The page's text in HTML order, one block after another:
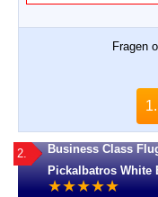
Fragen
2.
Business Class
Pickalbatros White
★★★★★